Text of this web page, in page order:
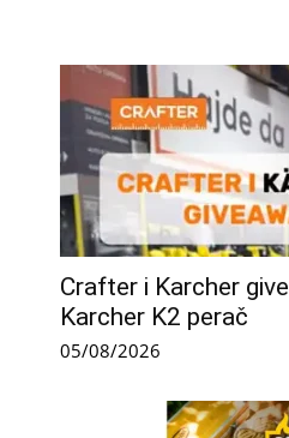
Crafter i Karcher
Karcher K2 perač
05/08/2026